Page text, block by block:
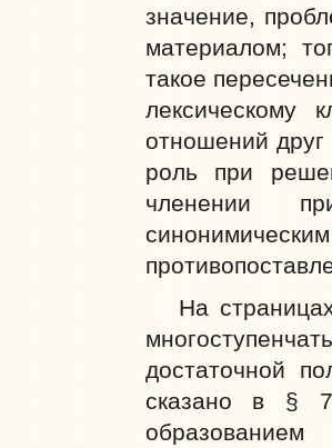
значение,
материалом;
такое
лексическому
отношений друг
роль при
членении
На страницах
достаточной
сказано в §